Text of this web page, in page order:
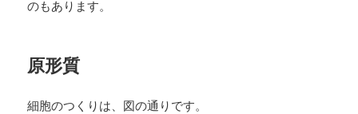
のもあります。
原形質
細胞のつくりは、図の通りです。